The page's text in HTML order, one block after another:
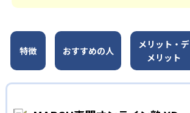
特徴 おすすめの人
メリット・デ
メリット